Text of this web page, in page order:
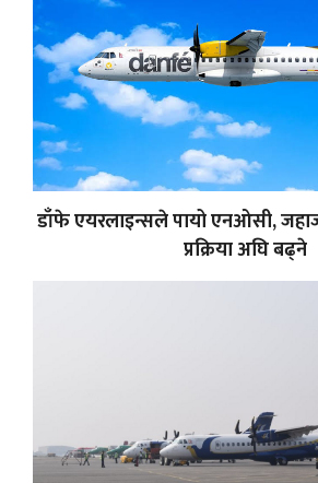
डाँफे एयरलाइन्सले पायो एनओसी,
प्रक्रिया अघि बढ्ने